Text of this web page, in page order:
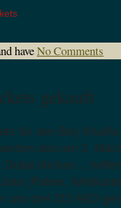
haveNo Comments
gekauft
für den Burj
also am 2.
Dubai blicken…
(Palme,
uns drei 315 AED